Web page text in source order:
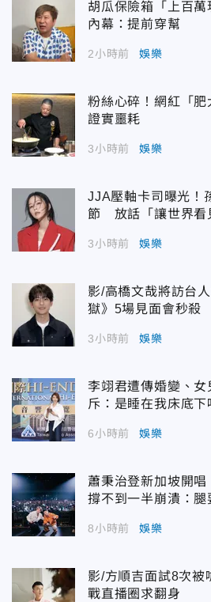
胡瓜保險箱「上百
內幕：提前穿幫
2小時前 娛樂
粉絲心碎！網紅「
證實噩耗
3小時前 娛樂
JJA壓軸卡司曝光！
節 放話「讓世界看
3小時前 娛樂
影/高橋文哉將訪台
獄》5場見面會秒殺
3小時前 娛樂
李翊君遭傳婚變、
斥：是睡在我床底下
6小時前 娛樂
蕭秉治登新加坡開
撐不到一半崩潰：腿
8小時前 娛樂
影/方順吉面試8次被
戰直播圈求翻身